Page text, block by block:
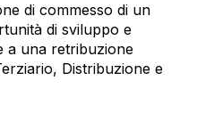
di commesso di un
di sviluppo e
a una retribuzione
Distribuzione e